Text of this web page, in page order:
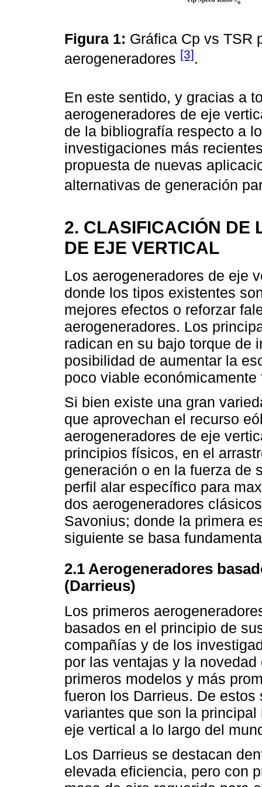
Figura 1: Gráfica Cp vs TSR
aerogeneradores [3].
En este sentido, y gracias a
aerogeneradores de eje
de la bibliografía respecto a
investigaciones más
propuesta de nuevas
alternativas de generación
2. CLASIFICACIÓN DE
DE EJE VERTICAL
Los aerogeneradores de eje
donde los tipos existentes
mejores efectos o reforzar
aerogeneradores. Los
radican en su bajo torque de
posibilidad de aumentar la
poco viable
Si bien existe una gran
que aprovechan el recurso
aerogeneradores de eje
principios físicos, en el
generación o en la fuerza de
perfil alar específico para
dos aerogeneradores
Savonius; donde la primera
siguiente se basa
2.1 Aerogeneradores
(Darrieus)
Los primeros
basados en el principio de
compañías y de los
por las ventajas y la
primeros modelos y más
fueron los Darrieus. De
variantes que son la
eje vertical a lo largo del
Los Darrieus se destacan
elevada eficiencia, pero con